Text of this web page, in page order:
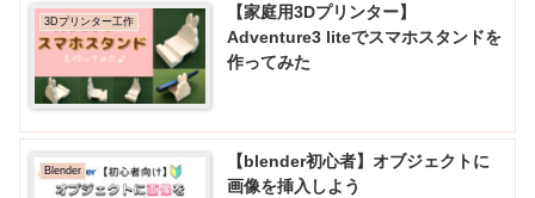
3Dプリンター工作
【家庭用3Dプリンター】
Adventure3 liteでスマホスタンドを
作ってみた
Blender
【blender初心者】オブジェクトに
画像を挿入しよう